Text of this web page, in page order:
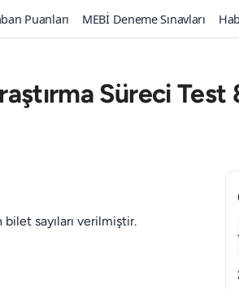
Puanları MEBİ Deneme Sınavları
Süreci Test
sayıları verilmiştir.